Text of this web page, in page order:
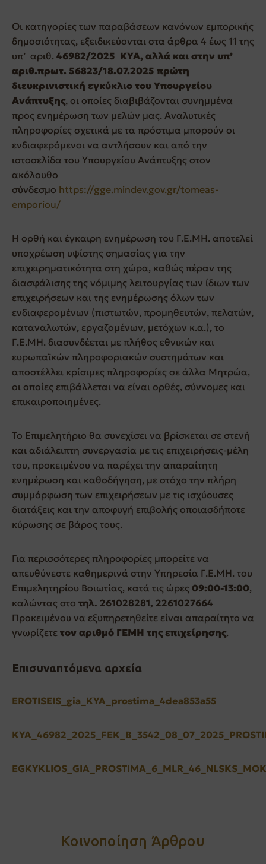
Οι κατηγορίες των παραβάσεων κανόνων εμπορικής
δημοσιότητας, εξειδικεύονται στα άρθρα 4 έως 11 της
υπ’ αριθ. 46982/2025 ΚΥΑ, αλλά και στην υπ’
αριθ.πρωτ. 56823/18.07.2025 πρώτη
διευκρινιστική εγκύκλιο του Υπουργείου
Ανάπτυξης, οι οποίες διαβιβάζονται συνημμένα
προς ενημέρωση των μελών μας. Αναλυτικές
πληροφορίες σχετικά με τα πρόστιμα μπορούν οι
ενδιαφερόμενοι να αντλήσουν και από την
ιστοσελίδα του Υπουργείου Ανάπτυξης στον
ακόλουθο
σύνδεσμο https://gge.mindev.gov.gr/tomeas-
emporiou/
Η ορθή και έγκαιρη ενημέρωση του Γ.Ε.ΜΗ. αποτελεί
υποχρέωση υψίστης σημασίας για την
επιχειρηματικότητα στη χώρα, καθώς πέραν της
διασφάλισης της νόμιμης λειτουργίας των ίδιων των
επιχειρήσεων και της ενημέρωσης όλων των
ενδιαφερομένων (πιστωτών, προμηθευτών, πελατών,
καταναλωτών, εργαζομένων, μετόχων κ.α.), το
Γ.Ε.ΜΗ. διασυνδέεται με πλήθος εθνικών και
ευρωπαϊκών πληροφοριακών συστημάτων και
αποστέλλει κρίσιμες πληροφορίες σε άλλα Μητρώα,
οι οποίες επιβάλλεται να είναι ορθές, σύννομες και
επικαιροποιημένες.
Το Επιμελητήριο θα συνεχίσει να βρίσκεται σε στενή
και αδιάλειπτη συνεργασία με τις επιχειρήσεις-μέλη
του, προκειμένου να παρέχει την απαραίτητη
ενημέρωση και καθοδήγηση, με στόχο την πλήρη
συμμόρφωση των επιχειρήσεων με τις ισχύουσες
διατάξεις και την αποφυγή επιβολής οποιασδήποτε
κύρωσης σε βάρος τους.
Για περισσότερες πληροφορίες μπορείτε να
απευθύνεστε καθημερινά στην Υπηρεσία Γ.Ε.ΜΗ. του
Επιμελητηρίου Βοιωτίας, κατά τις ώρες 09:00-13:00,
καλώντας στο τηλ. 261028281, 2261027664
Προκειμένου να εξυπηρετηθείτε είναι απαραίτητο να
γνωρίζετε τον αριθμό ΓΕΜΗ της επιχείρησης.
Επισυναπτόμενα αρχεία
EROTISEIS_gia_KYA_prostima_4dea853a55
Κοινοποίηση Άρθρου